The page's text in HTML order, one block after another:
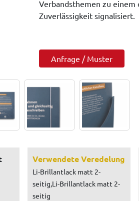
Verbandsthemen zu
Zuverlässigkeit signalisiert.
Anfrage / Muster
Verwendete Veredelung
Li-Brillantlack matt 2-
seitig,Li-Brillantlack matt 2-
seitig